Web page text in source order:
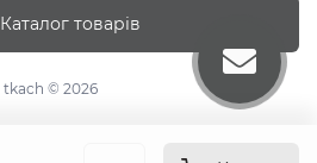
Каталог товарів
tkach © 2026